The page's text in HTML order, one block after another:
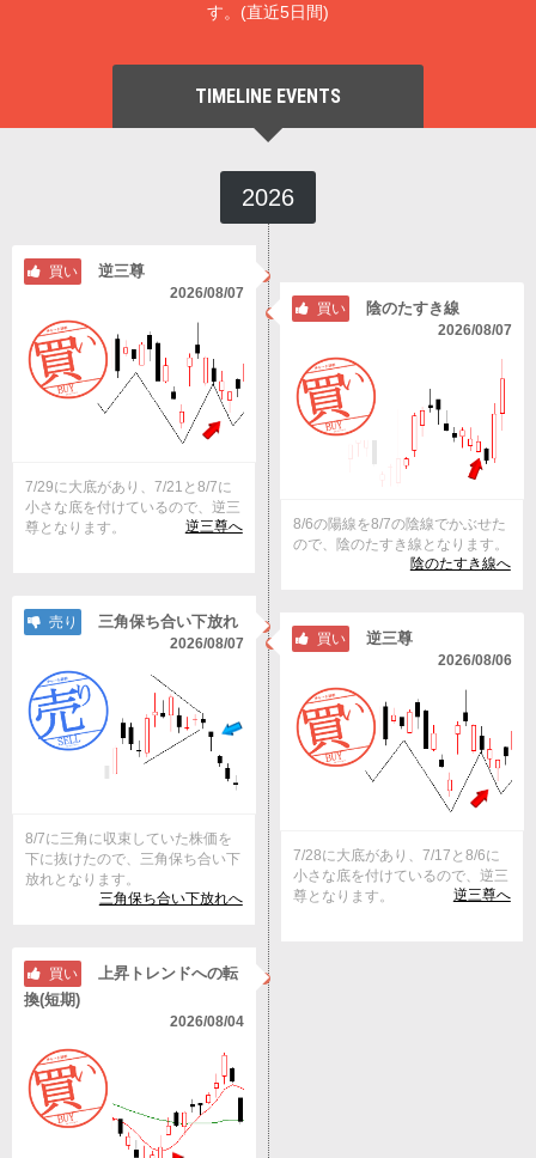
す。(直近5日間)
TIMELINE EVENTS
2026
買い 逆三尊
2026/08/07
7/29に大底があり、7/21と8/7に
小さな底を付けているので、逆三
尊となります。
逆三尊へ
買い 陰のたすき線
2026/08/07
8/6の陽線を8/7の陰線でかぶせた
ので、陰のたすき線となります。
陰のたすき線へ
売り 三角保ち合い下放れ
2026/08/07
8/7に三角に収束していた株価を
下に抜けたので、三角保ち合い下
放れとなります。
三角保ち合い下放れへ
買い 逆三尊
2026/08/06
7/28に大底があり、7/17と8/6に
小さな底を付けているので、逆三
尊となります。
逆三尊へ
買い
上昇トレンドへの転
換(短期)
2026/08/04